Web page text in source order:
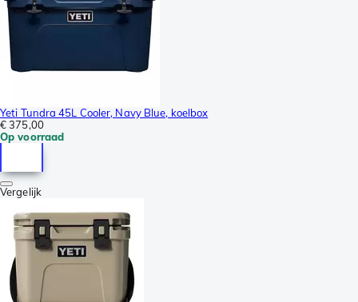
Yeti Tundra 45L Cooler, Navy Blue, koelbox
€ 375,00
Op voorraad
Vergelijk